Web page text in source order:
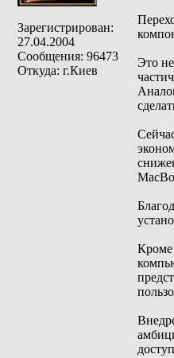
Зарегистрирован:
27.04.2004
Сообщения: 96473
Откуда: г.Киев
Это
Кроме